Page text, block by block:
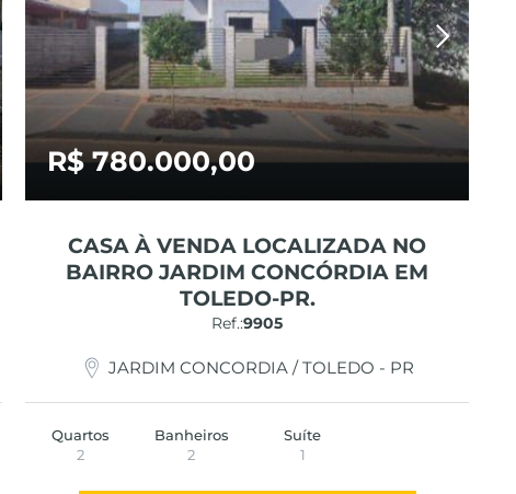
R$ 780.000,00
CASA À VENDA LOCALIZADA NO
BAIRRO JARDIM CONCÓRDIA EM
TOLEDO-PR.
Ref.:9905
JARDIM CONCORDIA / TOLEDO - PR
Quartos
2
Banheiros
2
Suíte
1